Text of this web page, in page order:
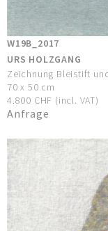
W19B_2017
URS HOLZGANG
Zeichnung Bleistift
70 x 50 cm
4.800 CHF (incl. VAT)
Anfrage